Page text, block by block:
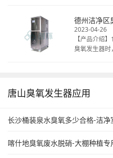
2023-04-26
【产品介绍
臭氧发生器时
唐山臭氧发生器应用